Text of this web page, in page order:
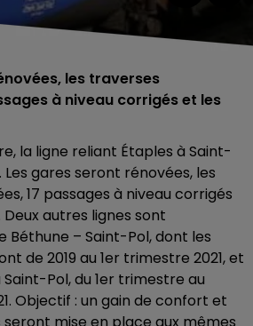
les traverses
à niveau corrigés et les
la ligne reliant Étaples à Saint-
Les gares seront rénovées, les
17 passages à niveau corrigés
autres lignes sont
Béthune – Saint-Pol, dont les
de 2019 au 1er trimestre 2021, et
Pol, du 1er trimestre au
Objectif : un gain de confort et
seront mise en place aux mêmes